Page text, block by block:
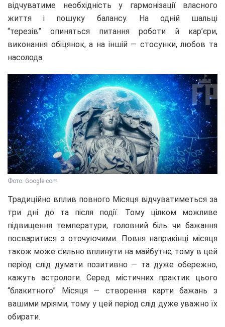
відчуватиме необхідність у гармонізації власного
життя і пошуку балансу. На одній шальці
“терезів” опиняться питання роботи й кар’єри,
виконання обіцянок, а на іншій — стосунки, любов та
насолода.
Фото: Google.com
Традиційно вплив повного Місяця відчуватиметься за
три дні до та після події. Тому цілком можливе
підвищення температури, головний біль чи бажання
посваритися з оточуючими. Повня наприкінці місяця
також може сильно вплинути на майбутнє, тому в цей
період слід думати позитивно — та дуже обережно,
кажуть астрологи. Серед містичних практик цього
“блакитного” Місяця — створення карти бажань з
вашими мріями, тому у цей період слід дуже уважно їх
обирати.